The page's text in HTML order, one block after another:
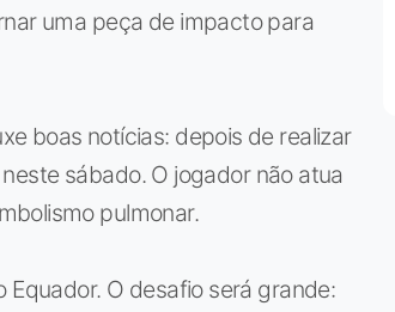
uma peça de impacto para
boas notícias: depois de realizar
sábado. O jogador não atua
pulmonar.
Equador. O desafio será grande: